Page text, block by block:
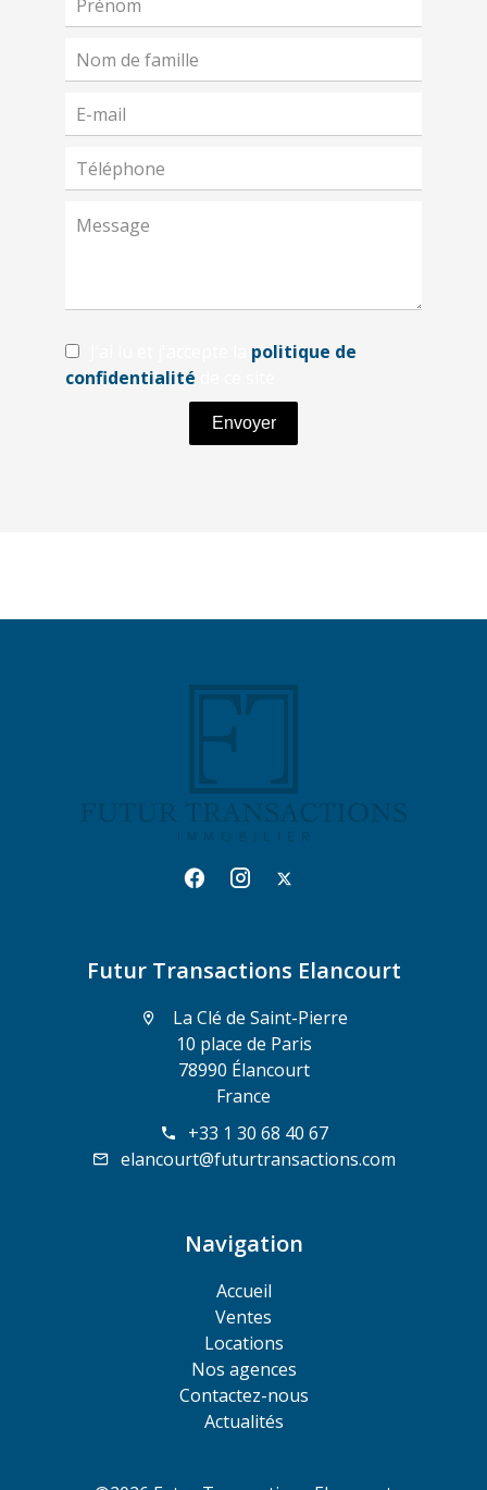
politique de
confidentialité
Envoyer
Futur Transactions Elancourt
La Clé de Saint-Pierre
10 place de Paris
78990 Élancourt
France
+33 1 30 68 40 67
elancourt@futurtransactions.com
Navigation
Accueil
Ventes
Locations
Nos agences
Contactez-nous
Actualités